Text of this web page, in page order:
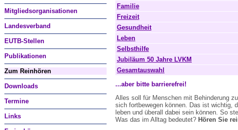
Mitgliedsorganisationen
Landesverband
EUTB-Stellen
Publikationen
Zum Reinhören
Downloads
Termine
Links
Familie
Freizeit
Gesundheit
Leben
Selbsthilfe
Jubiläum 50 Jahre LVKM
Gesamtauswahl
...aber bitte barrierefrei!
Alles soll für Menschen mit Behinderung
sich fortbewegen können. Das ist wichtig,
leben und überall dabei sein können. So
Was das im Alltag bedeutet? Hören Sie